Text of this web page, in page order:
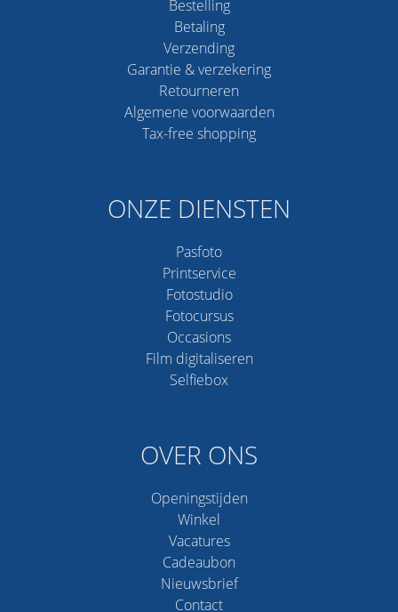
Bestelling
Betaling
Verzending
Garantie & verzekering
Retourneren
Algemene voorwaarden
Tax-free shopping
ONZE DIENSTEN
Pasfoto
Printservice
Fotostudio
Fotocursus
Occasions
Film digitaliseren
Selfiebox
OVER ONS
Openingstijden
Winkel
Vacatures
Cadeaubon
Nieuwsbrief
Contact